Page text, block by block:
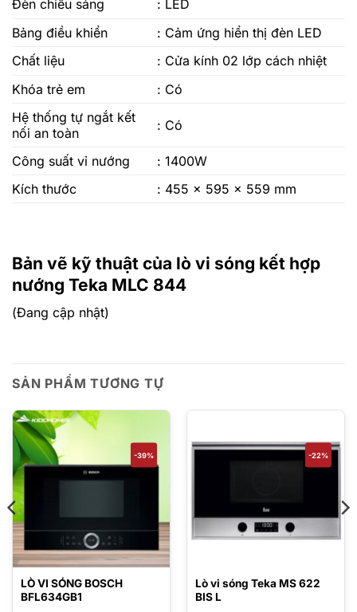
Đèn chiếu sáng
: LED
Bảng điều khiển
: Cảm ứng hiển thị đèn LED
Chất liệu
: Cửa kính 02 lớp cách nhiệt
Khóa trẻ em
: Có
Hệ thống tự ngắt kết
nối an toàn
: Có
Công suất vỉ nướng
: 1400W
Kích thước
: 455 x 595 x 559 mm
Bản vẽ kỹ thuật của lò vi sóng kết hợp
nướng Teka MLC 844
(Đang cập nhật)
SẢN PHẨM TƯƠNG TỰ
-39%
LÒ VI SÓNG BOSCH
BFL634GB1
-22%
Lò vi sóng Teka MS 622
BIS L